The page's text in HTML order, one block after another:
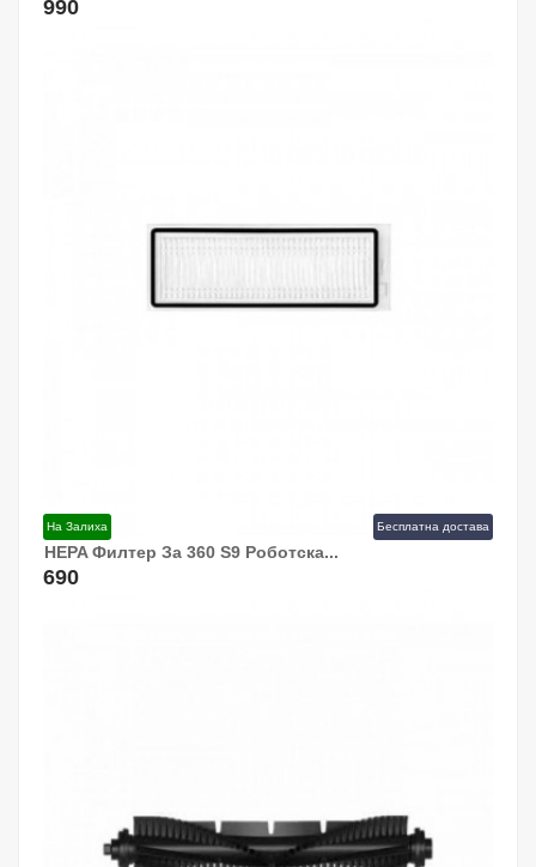
990
На Залиха Бесплатна достава
HEPA Филтер За 360 S9 Роботска...
690
Додај Во Кошница!